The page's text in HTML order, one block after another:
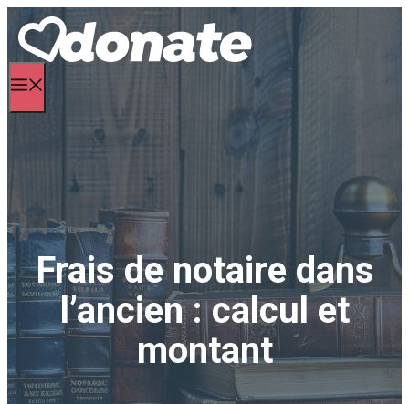
Aller
contenu
Frais de notaire dans
l’ancien : calcul et
montant